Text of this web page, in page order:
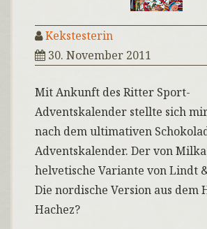
Kekstesterin
30. November 2011
Mit Ankunft des Ritter Sport-
Adventskalender stellte sich
nach dem ultimativen
Adventskalender. Der von
helvetische Variante von Lindt
Die nordische Version aus dem
Hachez?